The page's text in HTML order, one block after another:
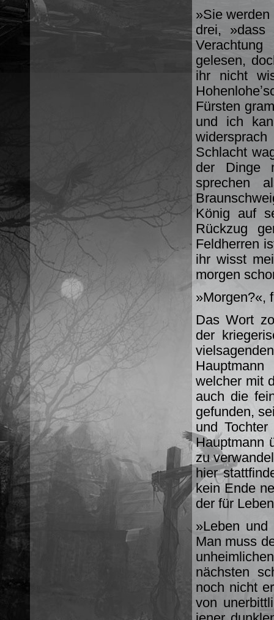
»Sie
drei, »dass
gelesen,
ihr nicht
Fürsten
und ich
Schlacht
der Dinge
sprechen
König auf
Rückzug
Feldherren
ihr wisst
morgen
»Morgen?«,
Das Wort
der
welcher mit
auch die
gefunden,
und
Hauptmann
zu
hier
kein Ende
der für
»Leben und
Man muss
nächsten
noch nicht
von